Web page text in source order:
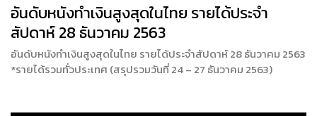
อันดับหนังทำเงินสูงสุดในไทย รายได้ประจำ
สัปดาห์ 28 ธันวาคม 2563
อันดับหนังทำเงินสูงสุดในไทย รายได้ประจำสัปดาห์ 28 ธันวาคม 2563
*รายได้รวมทั่วประเทศ (สรุปรวมวันที่ 24 – 27 ธันวาคม 2563)